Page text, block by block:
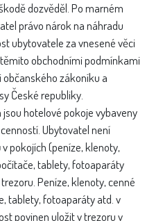
dozvěděl. Po marném
právo nárok na náhradu
ubytovatele za vnesené věci
obchodními podmínkami
zákoníku a
České republiky.
hotelové pokoje vybaveny
Ubytovatel není
pokojích (peníze, klenoty,
tablety, fotoaparáty
Peníze, klenoty, cenné
tablety, fotoaparáty atd. v
povinen uložit v trezoru v